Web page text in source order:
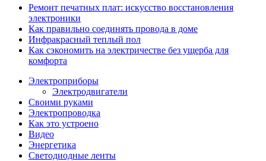
Ремонт печатных плат: искусство восстановления
электроники
Как правильно соединять провода в доме
Инфракрасный теплый пол
Как сэкономить на электричестве без ущерба для
комфорта
Электроприборы
Электродвигатели
Своими руками
Электропроводка
Как это устроено
Видео
Энергетика
Светодиодные ленты